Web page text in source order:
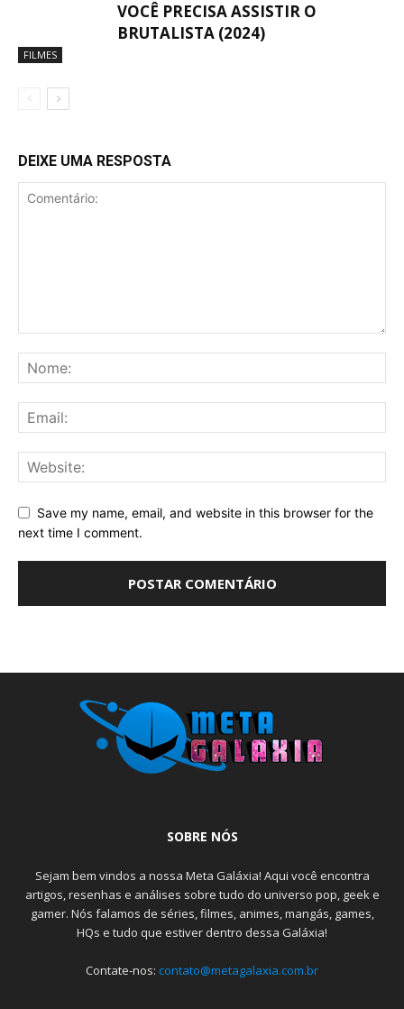
FILMES
VOCÊ PRECISA ASSISTIR O
BRUTALISTA (2024)
DEIXE UMA RESPOSTA
Save my name, email, and website in this browser for the
next time I comment.
SOBRE NÓS
Sejam bem vindos a nossa Meta Galáxia! Aqui você encontra
artigos, resenhas e análises sobre tudo do universo pop, geek e
gamer. Nós falamos de séries, filmes, animes, mangás, games,
HQs e tudo que estiver dentro dessa Galáxia!
Contate-nos: contato@metagalaxia.com.br